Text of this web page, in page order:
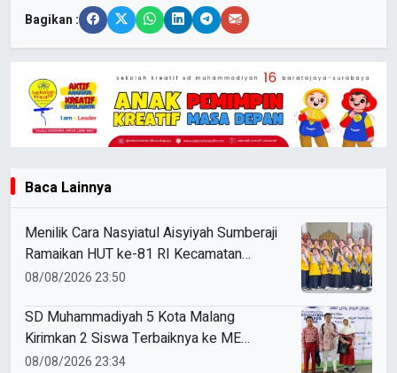
Bagikan :
Baca Lainnya
Menilik Cara Nasyiatul Aisyiyah Sumberaji
Ramaikan HUT ke-81 RI Kecamatan
Sukodadi
08/08/2026 23:50
SD Muhammadiyah 5 Kota Malang
Kirimkan 2 Siswa Terbaiknya ke ME
Award 2026
08/08/2026 23:34